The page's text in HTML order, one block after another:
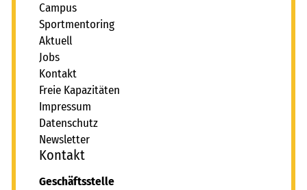
Campus
Sportmentoring
Aktuell
Jobs
Kontakt
Freie Kapazitäten
Impressum
Datenschutz
Newsletter
Kontakt
Geschäftsstelle